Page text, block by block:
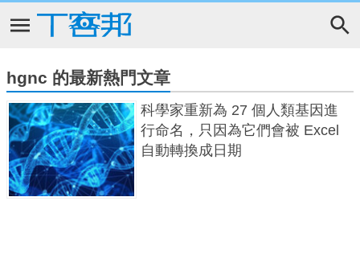
hgnc 的最新熱門文章
科學家重新為 27 個人類基因進
行命名，只因為它們會被 Excel
自動轉換成日期